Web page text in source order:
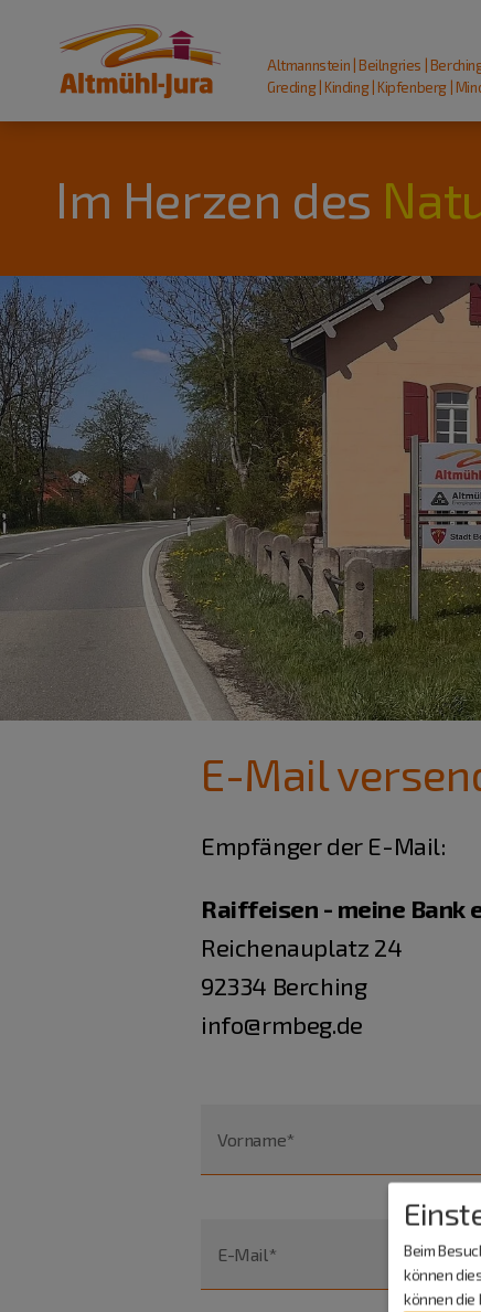
Altmannstein | Beilngries |
Greding | Kinding | Kipfenberg |
Im Herzen des
E-Mail
Empfänger der E-Mail:
Raiffeisen - meine Bank
Reichenauplatz 24
92334 Berching
info@rmbeg.de
Vorname*
E-Mail*
Beim
können
können die